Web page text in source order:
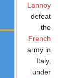
Lannoy
defeat
the
French
army in
Italy,
under